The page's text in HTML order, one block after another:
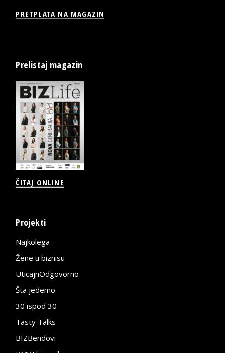
PRETPLATA NA MAGAZIN
Prelistaj magazin
ČITAJ ONLINE
Projekti
Najkolega
Žene u biznisu
UticajnOdgovorno
Šta jedemo
30 ispod 30
Tasty Talks
BIZBendovi